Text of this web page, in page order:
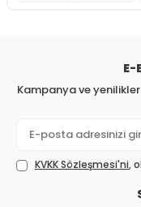
E-
Kampanya ve
KVKK Sözleşmesi'ni,